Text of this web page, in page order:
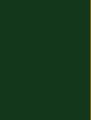
www.tiktok.com/
whatsapp.com/